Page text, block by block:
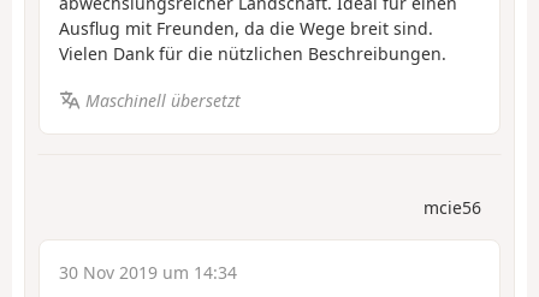
Ausflug mit Freunden, da die Wege breit sind.
Vielen Dank für die nützlichen Beschreibungen.
Maschinell übersetzt
mcie56
30 Nov 2019 um 14:34